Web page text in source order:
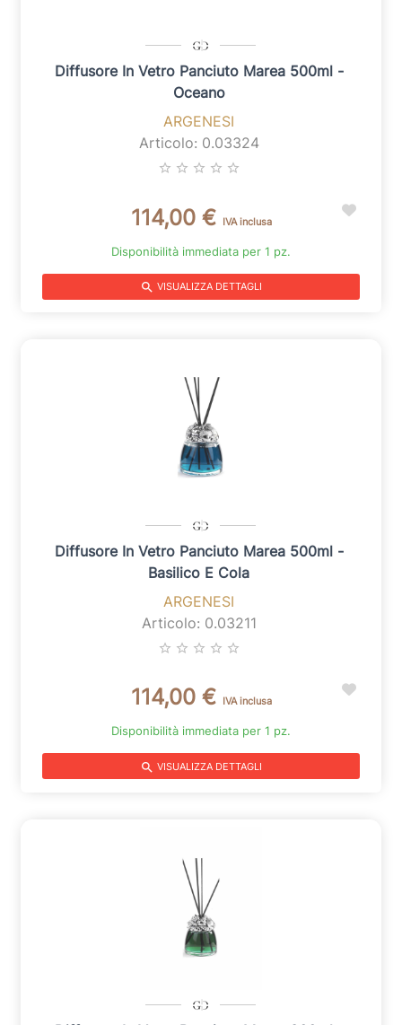
Diffusore In Vetro Panciuto Marea 500ml -
Oceano
ARGENESI
Articolo: 0.03324
star_border star_border star_border star_border star_border
114,00 € IVA inclusa
Disponibilità immediata per 1 pz.
search VISUALIZZA DETTAGLI
Diffusore In Vetro Panciuto Marea 500ml -
Basilico E Cola
ARGENESI
Articolo: 0.03211
star_border star_border star_border star_border star_border
114,00 € IVA inclusa
Disponibilità immediata per 1 pz.
search VISUALIZZA DETTAGLI